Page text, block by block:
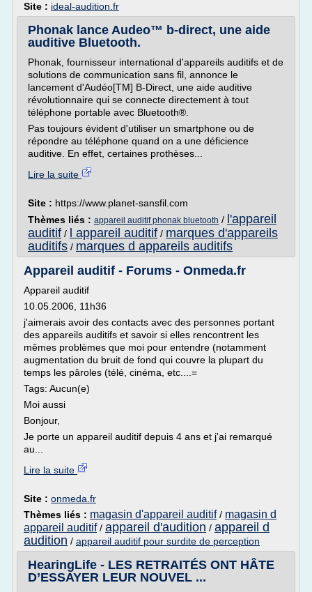
Site : ideal-audition.fr
Phonak lance Audeo™ b-direct, une aide
auditive Bluetooth.
Phonak, fournisseur international d'appareils auditifs et de
solutions de communication sans fil, annonce le
lancement d'Audéo[TM] B-Direct, une aide auditive
révolutionnaire qui se connecte directement à tout
téléphone portable avec Bluetooth®.
Pas toujours évident d'utiliser un smartphone ou de
répondre au téléphone quand on a une déficience
auditive. En effet, certaines prothèses...
Lire la suite
Site : https://www.planet-sansfil.com
Thèmes liés : appareil auditif phonak bluetooth / l'appareil
auditif / l appareil auditif / marques d'appareils
auditifs / marques d appareils auditifs
Appareil auditif - Forums - Onmeda.fr
Appareil auditif
10.05.2006, 11h36
j'aimerais avoir des contacts avec des personnes portant
des appareils auditifs et savoir si elles rencontrent les
mêmes problèmes que moi pour entendre (notamment
augmentation du bruit de fond qui couvre la plupart du
temps les pâroles (télé, cinéma, etc....=
Tags: Aucun(e)
Moi aussi
Bonjour,
Je porte un appareil auditif depuis 4 ans et j'ai remarqué
au...
Lire la suite
Site : onmeda.fr
Thèmes liés : magasin d'appareil auditif/ magasin d
appareil auditif/ appareil d'audition / appareil d
audition / appareil auditif pour surdite de perception
HearingLife - LES RETRAITÉS ONT HÂTE
D’ESSAYER LEUR NOUVEL ...